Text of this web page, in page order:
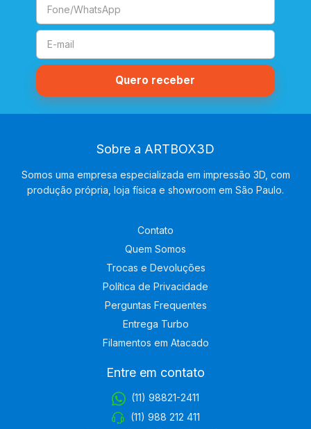
Sobre a ARTBOX3D
Somos uma empresa especializada em impressão 3D, com
produção própria, loja física e showroom em São Paulo.
Contato
Quem Somos
Trocas e Devoluções
Política de Privacidade
Perguntas Frequentes
Entrega Turbo
Filamentos em Atacado
Entre em contato
(11) 98821-2411
(11) 988 212 411